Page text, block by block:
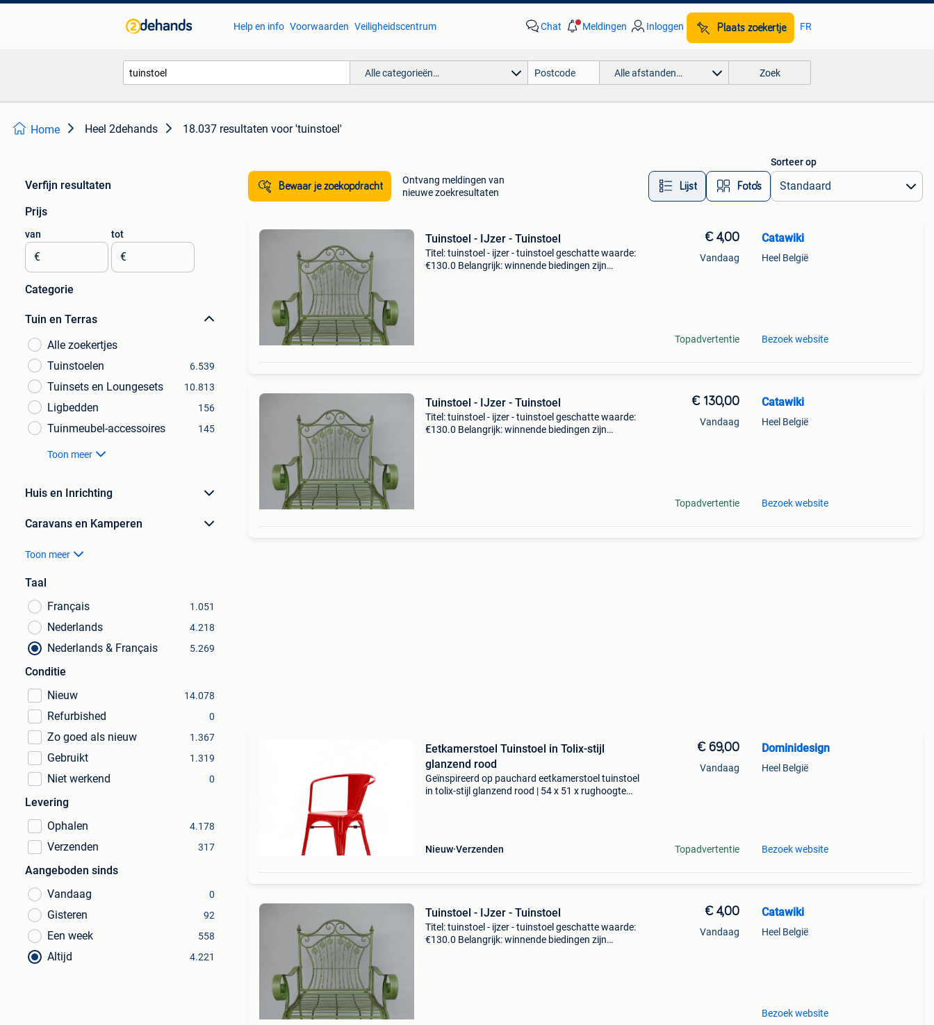
Help en info Voorwaarden Veiligheidscentrum Chat Meldingen Inloggen Plaats zoekertje FR
Alle categorieën… Alle afstanden… Zoek
Home Heel 2dehands 18.037 resultaten voor 'tuinstoel'
Verfijn resultaten
Prijs
van
€
tot
€
Categorie
Tuin en Terras
Alle zoekertjes
Tuinstoelen
6.539
Tuinsets en Loungesets 10.813
Ligbedden 156
Tuinmeubel-accessoires 145
Toon meer
Huis en Inrichting
Caravans en Kamperen
Toon meer
Taal
Français
1.051
Nederlands 4.218
Nederlands & Français 5.269
Conditie
Nieuw
14.078
Refurbished 0
Zo goed als nieuw 1.367
Gebruikt 1.319
Niet werkend 0
Levering
Ophalen
4.178
Verzenden 317
Aangeboden sinds
Vandaag
0
Gisteren 92
Een week 558
Altijd 4.221
Bewaar je zoekopdracht
Ontvang meldingen van
nieuwe zoekresultaten
Lijst Foto’s
Sorteer op
Tuinstoel - IJzer - Tuinstoel
Titel: tuinstoel - ijzer - tuinstoel geschatte waarde:
€130.0 Belangrijk: winnende biedingen zijn
€ 4,00
Vandaag
Topadvertentie
Catawiki
Heel België
Bezoek website
Tuinstoel - IJzer - Tuinstoel
Titel: tuinstoel - ijzer - tuinstoel geschatte waarde:
€130.0 Belangrijk: winnende biedingen zijn
€ 130,00
Vandaag
Topadvertentie
Catawiki
Heel België
Bezoek website
Eetkamerstoel Tuinstoel in Tolix-stijl
glanzend rood
Geïnspireerd op pauchard eetkamerstoel tuinstoel
in tolix-stijl glanzend rood | 54 x 51 x rughoogte
Nieuw Verzenden
€ 69,00
Vandaag
Topadvertentie
Dominidesign
Heel België
Bezoek website
Tuinstoel - IJzer - Tuinstoel
Titel: tuinstoel - ijzer - tuinstoel geschatte waarde:
€130.0 Belangrijk: winnende biedingen zijn
€ 4,00
Vandaag
Catawiki
Heel België
Bezoek website